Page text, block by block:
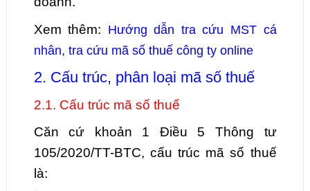
Xem thêm: Hướng dẫn tra cứu MST cá
nhân, tra cứu mã số thuế công ty online
2. Cấu trúc, phân loại mã số thuế
2.1. Cấu trúc mã số thuế
Căn cứ khoản 1 Điều 5 Thông tư
105/2020/TT-BTC, cấu trúc mã số thuế
là: